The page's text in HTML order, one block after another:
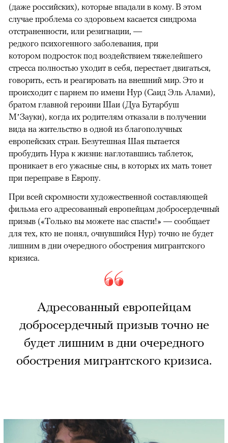
(даже российских), которые впадали в кому. В этом
случае проблема со здоровьем касается синдрома
отстраненности, или резигнации, —
редкого психогенного заболевания, при
котором подросток под воздействием тяжелейшего
стресса полностью уходит в себя, перестает двигаться,
говорить, есть и реагировать на внешний мир. Это и
происходит с парнем по имени Нур (Саид Эль Алами),
братом главной героини Шаи (Дуа Бутарбуш
М’Зауки), когда их родителям отказали в получении
вида на жительство в одной из благополучных
европейских стран. Безутешная Шая пытается
пробудить Нура к жизни: наглотавшись таблеток,
проникает в его ужасные сны, в которых их мать тонет
при переправе в Европу.
При всей скромности художественной составляющей
фильма его адресованный европейцам добросердечный
призыв («Только вы можете нас спасти!» — сообщает
для тех, кто не понял, очнувшийся Нур) точно не будет
лишним в дни очередного обострения мигрантского
кризиса.
Адресованный европейцам
добросердечный призыв точно не
будет лишним в дни очередного
обострения мигрантского кризиса.